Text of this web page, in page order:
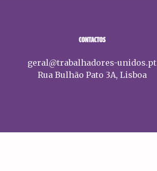
CONTACTOS
geral@trabalhadores-unidos.pt
Rua Bulhão Pato 3A, Lisboa